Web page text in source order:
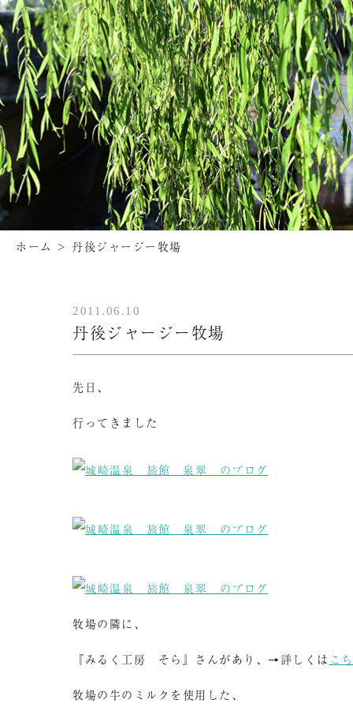
ホーム > 丹後ジャージー牧場
2011.06.10
丹後ジャージー牧場
先日、
行ってきました
牧場の隣に、
『みるく工房 そら』さんがあり、→詳しくは こ
牧場の牛のミルクを使用した、